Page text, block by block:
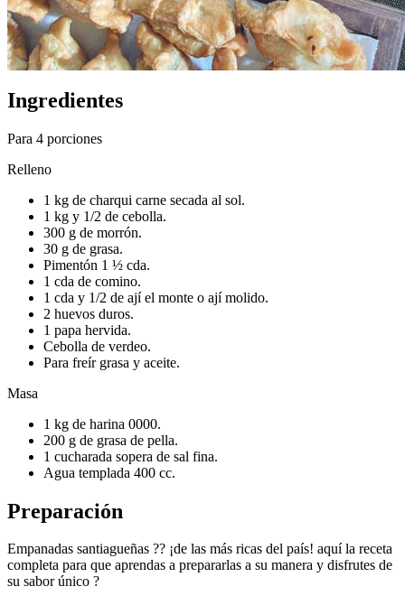
Ingredientes
Para 4 porciones
Relleno
1 kg de charqui carne secada al sol.
1 kg y 1/2 de cebolla.
300 g de morrón.
30 g de grasa.
Pimentón 1 ½ cda.
1 cda de comino.
1 cda y 1/2 de ají el monte o ají molido.
2 huevos duros.
1 papa hervida.
Cebolla de verdeo.
Para freír grasa y aceite.
Masa
1 kg de harina 0000.
200 g de grasa de pella.
1 cucharada sopera de sal fina.
Agua templada 400 cc.
Preparación
Empanadas santiagueñas ?? ¡de las más ricas del país! aquí la receta
completa para que aprendas a prepararlas a su manera y disfrutes de
su sabor único ?